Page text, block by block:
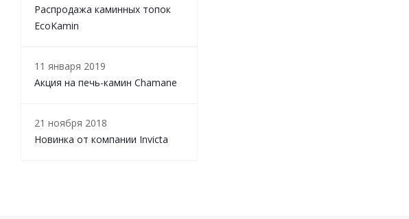
Распродажа каминных топок
EcoKamin
11 января 2019
Акция на печь-камин Chamane
21 ноября 2018
Новинка от компании Invicta